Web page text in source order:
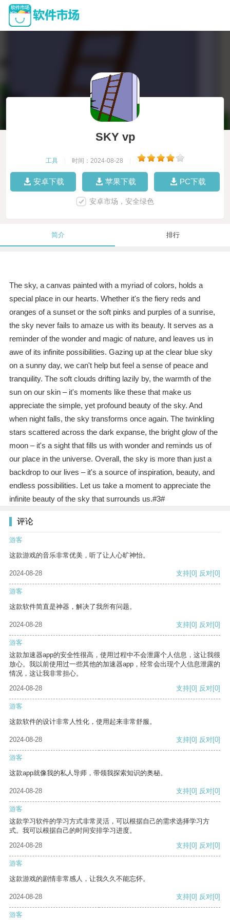
SKY vp
工具 时间：2024-08-28
安卓下载 苹果下载 PC下载
安卓市场，安全绿色
简介 排行
The sky, a canvas painted with a myriad of colors, holds a
special place in our hearts. Whether it's the fiery reds and
oranges of a sunset or the soft pinks and purples of a sunrise,
the sky never fails to amaze us with its beauty. It serves as a
reminder of the wonder and magic of nature, and leaves us in
awe of its infinite possibilities. Gazing up at the clear blue sky
on a sunny day, we can't help but feel a sense of peace and
tranquility. The soft clouds drifting lazily by, the warmth of the
sun on our skin – it's moments like these that make us
appreciate the simple, yet profound beauty of the sky. And
when night falls, the sky transforms once again. The twinkling
stars scattered across the dark expanse, the bright glow of the
moon – it's a sight that fills us with wonder and reminds us of
our place in the universe. Overall, the sky is more than just a
backdrop to our lives – it's a source of inspiration, beauty, and
endless possibilities. Let us take a moment to appreciate the
infinite beauty of the sky that surrounds us.#3#
评论
游客
这款游戏的音乐非常优美，听了让人心旷神怡。
2024-08-28 支持[0] 反对[0]
游客
这款软件简直是神器，解决了我所有问题。
2024-08-28 支持[0] 反对[0]
游客
这款加速器app的安全性很高，使用过程中不会泄露个人信息，这让我很
放心。我以前使用过一些其他的加速器app，经常会出现个人信息泄露的
情况，这让我非常担心。
2024-08-28
支持[0] 反对[0]
游客
这款软件的设计非常人性化，使用起来非常舒服。
2024-08-28 支持[0] 反对[0]
游客
这款app就像我的私人导师，带领我探索知识的奥秘。
2024-08-28 支持[0] 反对[0]
游客
这款学习软件的学习方式非常灵活，可以根据自己的需求选择学习方
式。我可以根据自己的时间安排学习进度。
2024-08-28
支持[0] 反对[0]
游客
这款游戏的剧情非常感人，让我久久不能忘怀。
2024-08-28 支持[0] 反对[0]
游客